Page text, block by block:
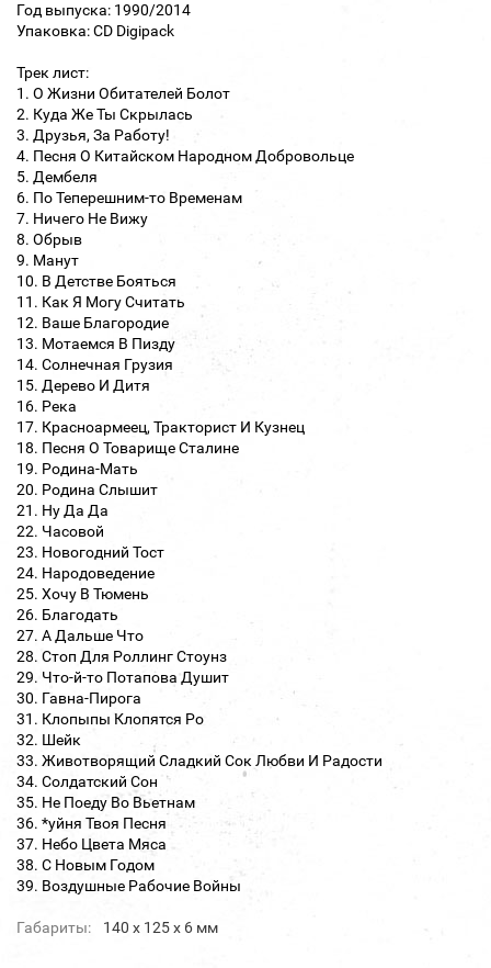
Год выпуска: 1990/2014
Упаковка: CD Digipack
Трек лист:
1. О Жизни Обитателей Болот
2. Куда Же Ты Скрылась
3. Друзья, За Работу!
4. Песня О Китайском Народном Добровольце
5. Дембеля
6. По Теперешним-то Временам
7. Ничего Не Вижу
8. Обрыв
9. Манут
10. В Детстве Бояться
11. Как Я Могу Считать
12. Ваше Благородие
13. Мотаемся В Пизду
14. Солнечная Грузия
15. Дерево И Дитя
16. Река
17. Красноармеец, Тракторист И Кузнец
18. Песня О Товарище Сталине
19. Родина-Мать
20. Родина Слышит
21. Ну Да Да
22. Часовой
23. Новогодний Тост
24. Народоведение
25. Хочу В Тюмень
26. Благодать
27. А Дальше Что
28. Стоп Для Роллинг Стоунз
29. Что-й-то Потапова Душит
30. Гавна-Пирога
31. Клопыпы Клопятся Ро
32. Шейк
33. Животворящий Сладкий Сок Любви И Радости
34. Солдатский Сон
35. Не Поеду Во Вьетнам
36. *уйня Твоя Песня
37. Небо Цвета Мяса
38. С Новым Годом
39. Воздушные Рабочие Войны
Габариты: 140 х 125 х 6 мм